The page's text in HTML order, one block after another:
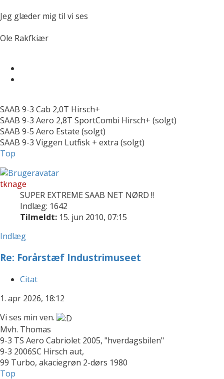
Jeg glæder mig til vi ses
Ole Rakfkiær
SAAB 9-3 Cab 2,0T Hirsch+
SAAB 9-3 Aero 2,8T SportCombi Hirsch+ (solgt)
SAAB 9-5 Aero Estate (solgt)
SAAB 9-3 Viggen Lutfisk + extra (solgt)
Top
tknage
SUPER EXTREME SAAB NET NØRD !!
Indlæg: 1642
Tilmeldt: 15. jun 2010, 07:15
Indlæg
Re: Forårstæf Industrimuseet
Citat
1. apr 2026, 18:12
Vi ses min ven.
Mvh. Thomas
9-3 TS Aero Cabriolet 2005, "hverdagsbilen"
9-3 2006SC Hirsch aut,
99 Turbo, akaciegrøn 2-dørs 1980
Top